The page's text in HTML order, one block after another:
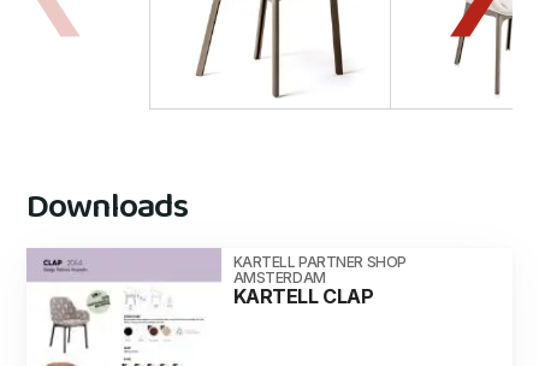
Downloads
KARTELL PARTNER SHOP
AMSTERDAM
KARTELL CLAP